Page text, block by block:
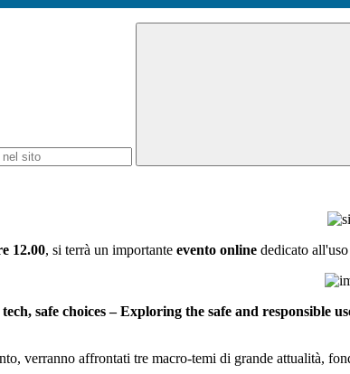
12.00, si terrà un importante evento online dedicato
safe choices – Exploring the safe and responsible
verranno affrontati tre macro-temi di grande attualità,